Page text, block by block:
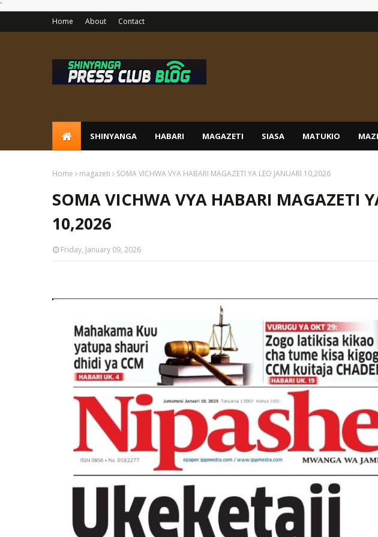
`
Home About Contact
SHINYANGA HABARI MAGAZETI SIASA MATUKIO
Home magazeti SOMA VICHWA VYA HABARI MAGAZETI YA LEO JANUARI 10,2026
SOMA VICHWA VYA HABARI MAGAZETI
10,2026
Friday, January 09, 2026